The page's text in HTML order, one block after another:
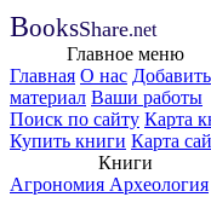
BooksShare.net
Главное меню
Главная О нас Добавить
материал Ваши работы
Поиск по сайту Карта
Купить книги Карта
Книги
Агрономия Археология